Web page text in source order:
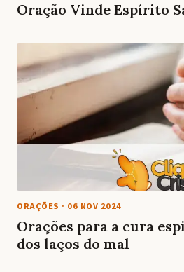
Oração Vinde Espírito
ORAÇÕES · 06 NOV 2024
Orações para a cura
dos laços do mal